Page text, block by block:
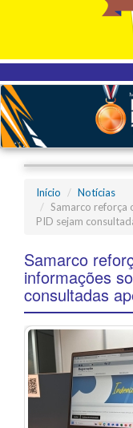
Início
Notícias
Samarco reforça
PID sejam
Samarco
informações
consultadas